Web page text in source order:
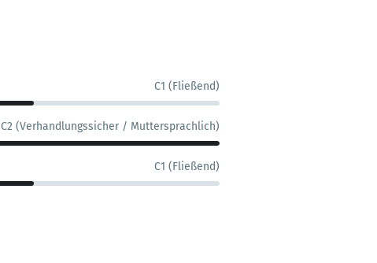
C1 (Fließend)
C2 (Verhandlungssicher / Muttersprachlich)
C1 (Fließend)